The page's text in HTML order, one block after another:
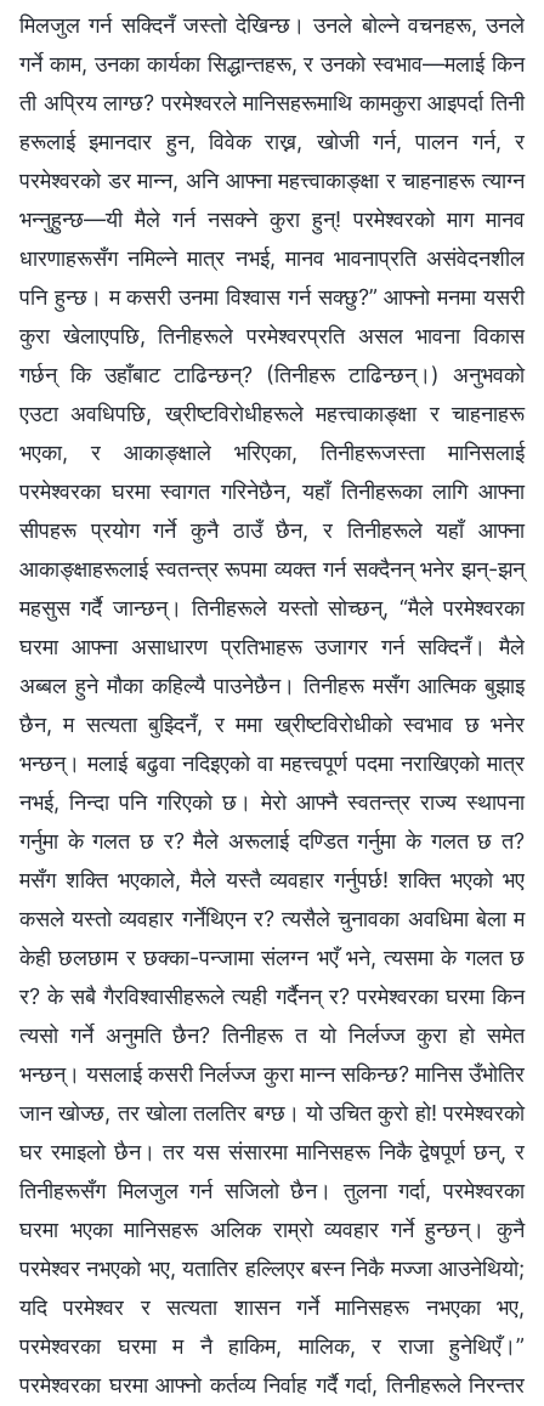
मिलजुल गर्न सक्दिनँ जस्तो देखिन्छ। उनले बोल्ने वचनहरू, उनले
गर्ने काम, उनका कार्यका सिद्धान्तहरू, र उनको स्वभाव—मलाई किन
ती अप्रिय लाग्छ? परमेश्वरले मानिसहरूमाथि कामकुरा आइपर्दा तिनी
हरूलाई इमानदार हुन, विवेक राख्न, खोजी गर्न, पालन गर्न, र
परमेश्वरको डर मान्न, अनि आफ्ना महत्त्वाकाङ्क्षा र चाहनाहरू त्याग्न
भन्नुहुन्छ—यी मैले गर्न नसक्ने कुरा हुन्! परमेश्वरको माग मानव
धारणाहरूसँग नमिल्ने मात्र नभई, मानव भावनाप्रति असंवेदनशील
पनि हुन्छ। म कसरी उनमा विश्वास गर्न सक्छु?” आफ्नो मनमा यसरी
कुरा खेलाएपछि, तिनीहरूले परमेश्वरप्रति असल भावना विकास
गर्छन् कि उहाँबाट टाढिन्छन्? (तिनीहरू टाढिन्छन्।) अनुभवको
एउटा अवधिपछि, ख्रीष्टविरोधीहरूले महत्त्वाकाङ्क्षा र चाहनाहरू
भएका, र आकाङ्क्षाले भरिएका, तिनीहरूजस्ता मानिसलाई
परमेश्वरका घरमा स्वागत गरिनेछैन, यहाँ तिनीहरूका लागि आफ्ना
सीपहरू प्रयोग गर्ने कुनै ठाउँ छैन, र तिनीहरूले यहाँ आफ्ना
आकाङ्क्षाहरूलाई स्वतन्त्र रूपमा व्यक्त गर्न सक्दैनन् भनेर झन्-झन्
महसुस गर्दै जान्छन्। तिनीहरूले यस्तो सोच्छन्, “मैले परमेश्वरका
घरमा आफ्ना असाधारण प्रतिभाहरू उजागर गर्न सक्दिनँ। मैले
अब्बल हुने मौका कहिल्यै पाउनेछैन। तिनीहरू मसँग आत्मिक बुझाइ
छैन, म सत्यता बुझ्दिनँ, र ममा ख्रीष्टविरोधीको स्वभाव छ भनेर
भन्छन्। मलाई बढुवा नदिइएको वा महत्त्वपूर्ण पदमा नराखिएको मात्र
नभई, निन्दा पनि गरिएको छ। मेरो आफ्नै स्वतन्त्र राज्य स्थापना
गर्नुमा के गलत छ र? मैले अरूलाई दण्डित गर्नुमा के गलत छ त?
मसँग शक्ति भएकाले, मैले यस्तै व्यवहार गर्नुपर्छ! शक्ति भएको भए
कसले यस्तो व्यवहार गर्नेथिएन र? त्यसैले चुनावका अवधिमा बेला म
केही छलछाम र छक्का-पन्जामा संलग्न भएँ भने, त्यसमा के गलत छ
र? के सबै गैरविश्वासीहरूले त्यही गर्दैनन् र? परमेश्वरका घरमा किन
त्यसो गर्ने अनुमति छैन? तिनीहरू त यो निर्लज्ज कुरा हो समेत
भन्छन्। यसलाई कसरी निर्लज्ज कुरा मान्न सकिन्छ? मानिस उँभोतिर
जान खोज्छ, तर खोला तलतिर बग्छ। यो उचित कुरो हो! परमेश्वरको
घर रमाइलो छैन। तर यस संसारमा मानिसहरू निकै द्वेषपूर्ण छन्, र
तिनीहरूसँग मिलजुल गर्न सजिलो छैन। तुलना गर्दा, परमेश्वरका
घरमा भएका मानिसहरू अलिक राम्रो व्यवहार गर्ने हुन्छन्। कुनै
परमेश्वर नभएको भए, यतातिर हल्लिएर बस्न निकै मज्जा आउनेथियो;
यदि परमेश्वर र सत्यता शासन गर्ने मानिसहरू नभएका भए,
परमेश्वरका घरमा म नै हाकिम, मालिक, र राजा हुनेथिएँ।”
परमेश्वरका घरमा आफ्नो कर्तव्य निर्वाह गर्दै गर्दा, तिनीहरूले निरन्तर